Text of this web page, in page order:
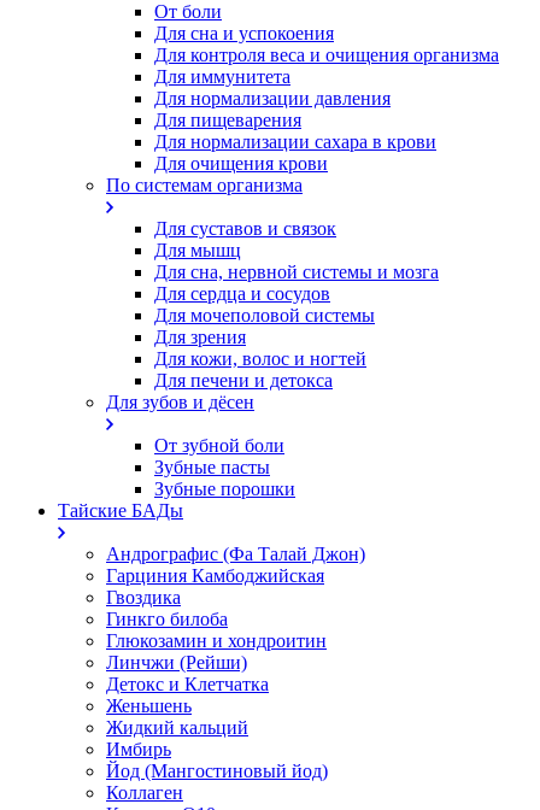
От боли
Для сна и успокоения
Для контроля веса и очищения организма
Для иммунитета
Для нормализации давления
Для пищеварения
Для нормализации сахара в крови
Для очищения крови
По системам организма
Для суставов и связок
Для мышц
Для сна, нервной системы и мозга
Для сердца и сосудов
Для мочеполовой системы
Для зрения
Для кожи, волос и ногтей
Для печени и детокса
Для зубов и дёсен
От зубной боли
Зубные пасты
Зубные порошки
Тайские БАДы
Андрографис (Фа Талай Джон)
Гарциния Камбоджийская
Гвоздика
Гинкго билоба
Глюкозамин и хондроитин
Линчжи (Рейши)
Детокс и Клетчатка
Женьшень
Жидкий кальций
Имбирь
Йод (Мангостиновый йод)
Коллаген